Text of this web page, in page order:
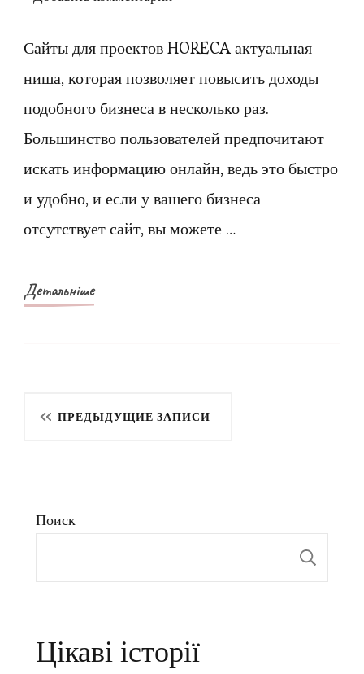
Где
HORECA
в
Украине?
Сайты для проектов HORECA актуальная
ниша, которая позволяет повысить доходы
подобного бизнеса в несколько раз.
Большинство пользователей предпочитают
искать информацию онлайн, ведь это быстро
и удобно, и если у вашего бизнеса
отсутствует сайт, вы можете …
Детальніше
Навигация
ПРЕДЫДУЩИЕ ЗАПИСИ
Поиск
Цікаві історії